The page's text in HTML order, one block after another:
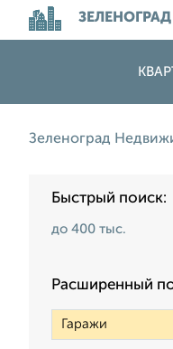
Зеленоград
Быстрый поиск:
до 400 тыс.
Расширенный